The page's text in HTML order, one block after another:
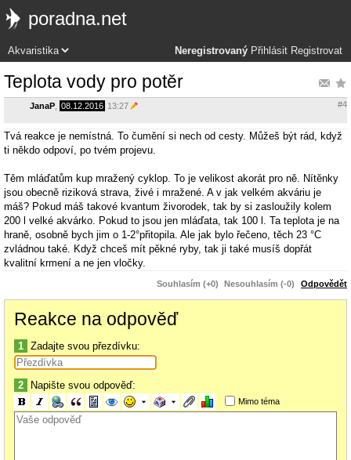
poradna.net
Neregistrovaný Přihlásit Registrovat
Teplota vody pro potěr
JanaP 08.12.2016 13:27 #4
Tvá reakce je nemístná. To čumění si nech od cesty. Můžeš být rád, když
ti někdo odpoví, po tvém projevu.
Těm mláďatům kup mražený cyklop. To je velikost akorát pro ně. Nítěnky
jsou obecně riziková strava, živé i mražené. A v jak velkém akváriu je
máš? Pokud máš takové kvantum živorodek, tak by si zasloužily kolem
200 l velké akvárko. Pokud to jsou jen mláďata, tak 100 l. Ta teplota je na
hraně, osobně bych jim o 1-2°přitopila. Ale jak bylo řečeno, těch 23 °C
zvládnou také. Když chceš mít pěkné ryby, tak ji také musíš dopřát
kvalitní krmení a ne jen vločky.
Souhlasím (+0) Nesouhlasím (-0) Odpovědět
Reakce na odpověď
1 Zadajte svou přezdívku:
2 Napište svou odpověď:
Mimo téma